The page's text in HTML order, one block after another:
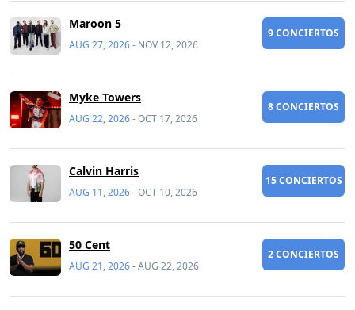
Maroon 5
AUG 27, 2026- NOV 12, 2026
9 CONCIERTOS
Myke Towers
AUG 22, 2026-OCT 17, 2026
8 CONCIERTOS
Calvin Harris
AUG 11, 2026-OCT 10, 2026
15 CONCIERTOS
50 Cent
AUG 21, 2026-AUG 22, 2026
2 CONCIERTOS